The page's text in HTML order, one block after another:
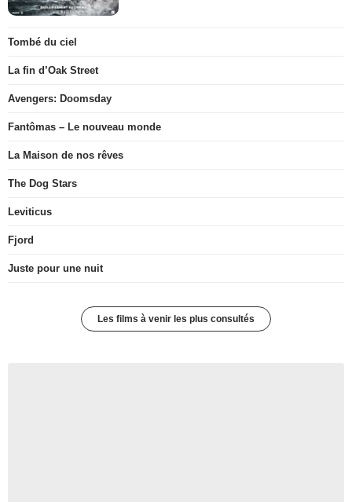
Tombé du ciel
La fin d’Oak Street
Avengers: Doomsday
Fantômas – Le nouveau monde
La Maison de nos rêves
The Dog Stars
Leviticus
Fjord
Juste pour une nuit
Les films à venir les plus consultés